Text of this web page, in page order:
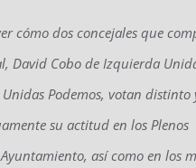
cómo dos concejales que
David Cobo de Izquierda
Unidas Podemos, votan distinto
su actitud en los Plenos
así como en los